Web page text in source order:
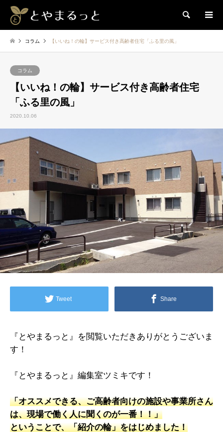
検索
コラム 【いいね！の輪】サービス付き高齢者住宅「ふる里の風」
コラム
【いいね！の輪】サービス付き高齢者住宅
「ふる里の風」
2020.10.06
Tweet Share
『とやまるっと』を閲覧いただきありがとうございま
す！
『とやまるっと』編集室ツミキです！
「オススメできる、ご高齢者向けの施設や事業所さん
は、現場で働く人に聞くのが一番！！」
ということで、「紹介の輪」をはじめました！